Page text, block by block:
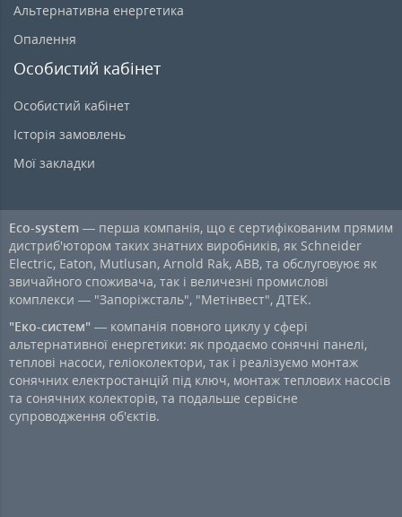
Альтернативна енергетика
Опалення
Особистий кабінет
Особистий кабінет
Історія замовлень
Мої закладки
Eco-system — перша компанія, що є сертифікованим прямим
дистриб'ютором таких знатних виробників, як Schneider
Electric, Eaton, Mutlusan, Arnold Rak, ABB, та обслуговуює як
звичайного споживача, так і величезні промислові
комплекси — "Запоріжсталь", "Метінвест", ДТЕК.
"Еко-систем" — компанія повного циклу у сфері
альтернативної енергетики: як продаємо сонячні панелі,
теплові насоси, геліоколектори, так і реалізуємо монтаж
сонячних електростанцій під ключ, монтаж теплових насосів
та сонячних колекторів, та подальше сервісне
супроводження об'єктів.